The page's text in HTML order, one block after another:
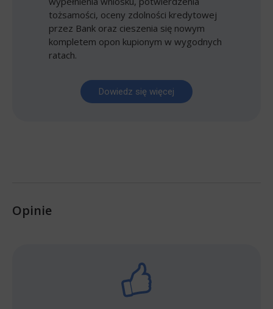
tożsamości, oceny zdolności kredytowej
przez Bank oraz cieszenia się nowym
kompletem opon kupionym w wygodnych
ratach.
Dowiedz się więcej
Opinie